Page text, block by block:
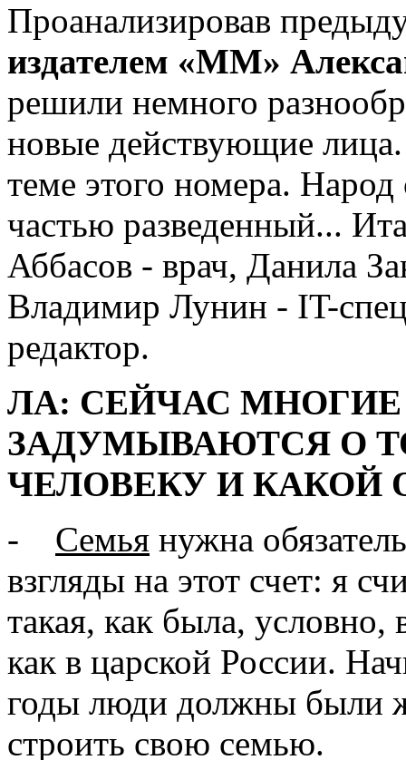
Проанализировав
издателем «ММ»
решили немного
новые действующие
теме этого номера.
частью разведенный...
Аббасов - врач, Данила
Владимир Лунин - IT-
редактор.
ЛА: СЕЙЧАС
ЗАДУМЫВАЮТСЯ О
ЧЕЛОВЕКУ И КАКОЙ
- Семья нужна
взгляды на этот счет: я
такая, как была,
как в царской России.
годы люди должны были
строить свою семью.